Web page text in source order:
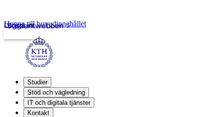
Studentwebben
Logga in
Hoppa till huvudinnehållet
Studier
Stöd och vägledning
IT och digitala tjänster
Kontakt